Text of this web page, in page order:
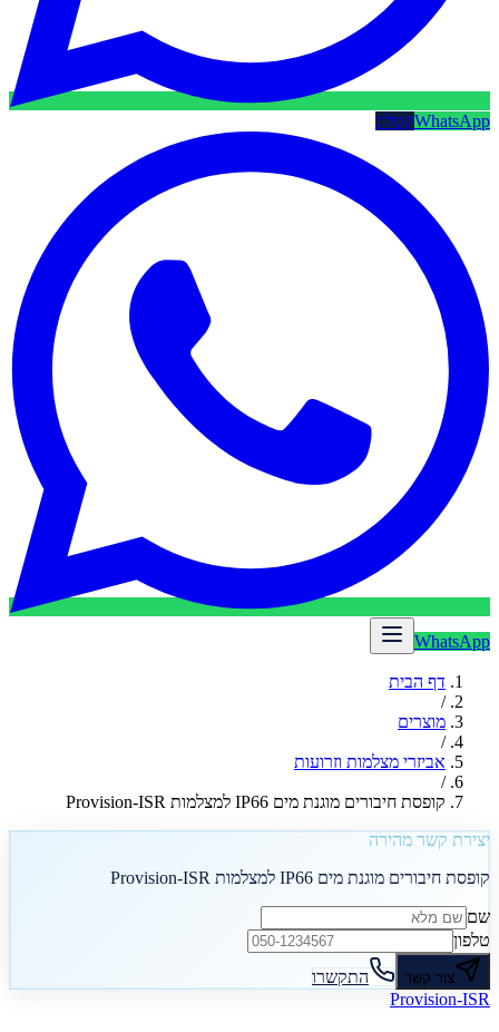
WhatsAppקטלוג
WhatsApp
דף הבית
/
מוצרים
/
אביזרי מצלמות וזרועות
/
קופסת חיבורים מוגנת מים IP66 למצלמות Provision-ISR
יצירת קשר מהירה
קופסת חיבורים מוגנת מים IP66 למצלמות Provision-ISR
שם
טלפון
צור קשר
התקשרו
Provision-ISR